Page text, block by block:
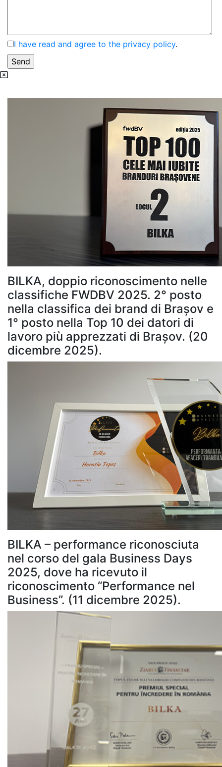
I have read and agree to the privacy policy.
BILKA, doppio riconoscimento nelle
classifiche FWDBV 2025. 2° posto
nella classifica dei brand di Brașov e
1° posto nella Top 10 dei datori di
lavoro più apprezzati di Brașov. (20
dicembre 2025).
BILKA – performance riconosciuta
nel corso del gala Business Days
2025, dove ha ricevuto il
riconoscimento “Performance nel
Business”. (11 dicembre 2025).